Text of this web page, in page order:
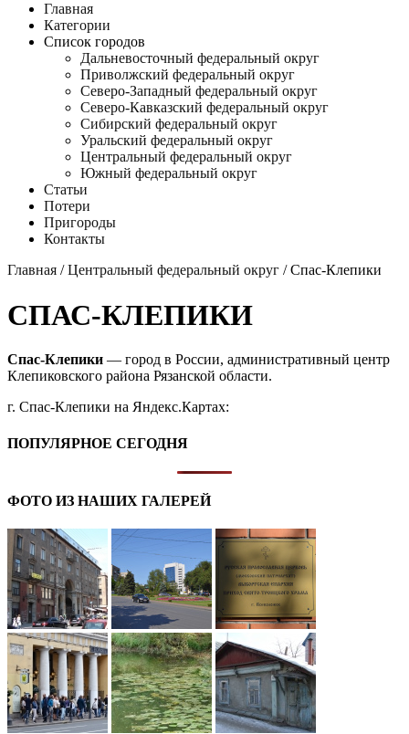
Главная
Категории
Список городов
Дальневосточный федеральный округ
Приволжский федеральный округ
Северо-Западный федеральный округ
Северо-Кавказский федеральный округ
Сибирский федеральный округ
Уральский федеральный округ
Центральный федеральный округ
Южный федеральный округ
Статьи
Потери
Пригороды
Контакты
Главная /Центральный федеральный округ / Спас-Клепики
СПАС-КЛЕПИКИ
Спас-Клепики — город в России, административный центр
Клепиковского района Рязанской области.
г. Спас-Клепики на Яндекс.Картах:
ПОПУЛЯРНОЕ СЕГОДНЯ
ФОТО ИЗ НАШИХ ГАЛЕРЕЙ